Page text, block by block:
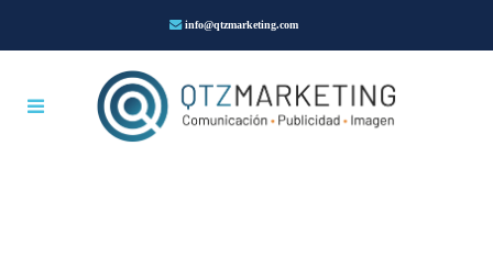
info@qtzmarketing.com